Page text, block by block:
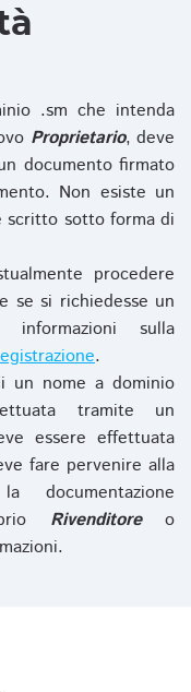
.sm che intenda
Proprietario, deve
documento firmato
Non esiste un
scritto sotto forma di
procedere
se si richiedesse un
sulla
.
un nome a dominio
tramite un
essere effettuata
fare pervenire alla
Rivenditoreo